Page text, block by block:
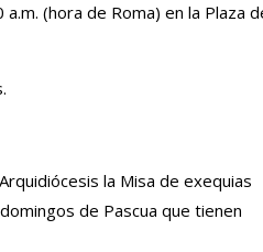
(hora de Roma) en la Plaza
la Misa de exequias
de Pascua que tienen